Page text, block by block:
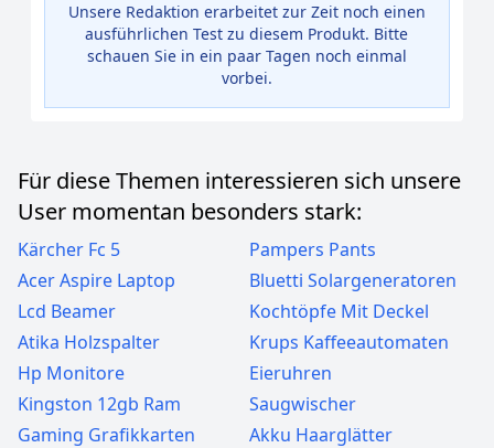
Unsere Redaktion erarbeitet zur Zeit noch einen
ausführlichen Test zu diesem Produkt. Bitte
schauen Sie in ein paar Tagen noch einmal
vorbei.
Für diese Themen interessieren sich unsere
User momentan besonders stark:
Kärcher Fc 5
Pampers Pants
Acer Aspire Laptop
Bluetti Solargeneratoren
Lcd Beamer
Kochtöpfe Mit Deckel
Atika Holzspalter
Krups Kaffeeautomaten
Hp Monitore
Eieruhren
Kingston 12gb Ram
Saugwischer
Gaming Grafikkarten
Akku Haarglätter